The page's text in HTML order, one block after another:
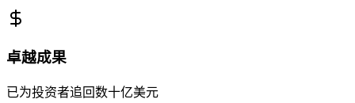
卓越成果
已为投资者追回数十亿美元